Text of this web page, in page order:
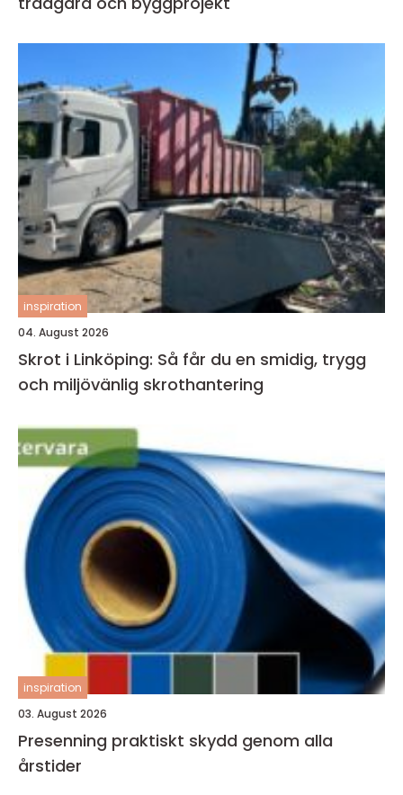
inspiration
04. August 2026
Skrot i Linköping: Så får du en smidig, trygg
och miljövänlig skrothantering
inspiration
03. August 2026
Presenning praktiskt skydd genom alla
årstider